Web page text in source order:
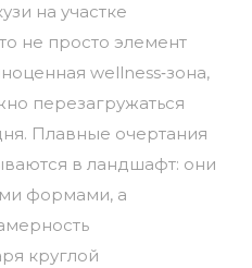
на участке
не просто элемент
wellness‑зона,
перезагружаться
Плавные очертания
в ландшафт: они
формами, а
круглой